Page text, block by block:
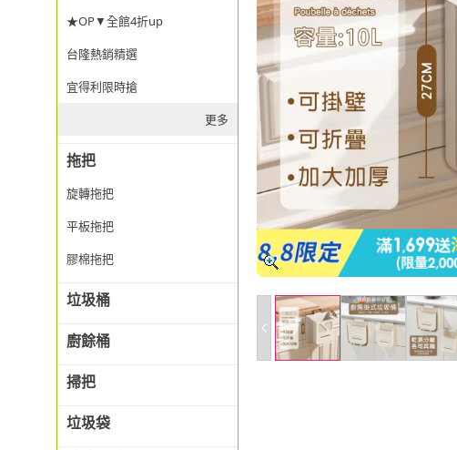
★OP▼全館4折up
台隆熱銷精選
宜得利限時搶
更多
拖把
旋轉拖把
平板拖把
膠棉拖把
垃圾桶
廚餘桶
掃把
垃圾袋